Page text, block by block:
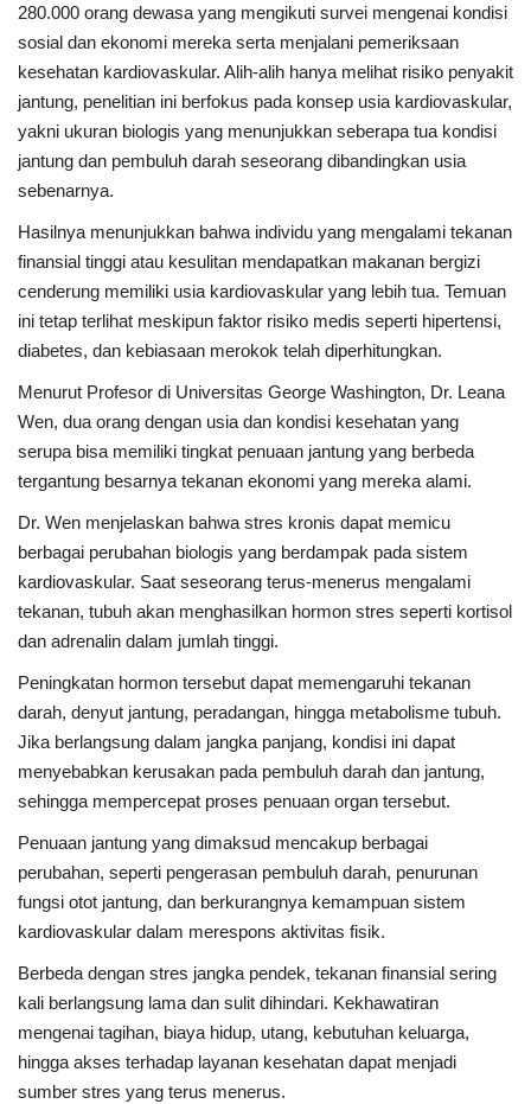
280.000 orang dewasa yang mengikuti survei mengenai kondisi
sosial dan ekonomi mereka serta menjalani pemeriksaan
kesehatan kardiovaskular. Alih-alih hanya melihat risiko penyakit
jantung, penelitian ini berfokus pada konsep usia kardiovaskular,
yakni ukuran biologis yang menunjukkan seberapa tua kondisi
jantung dan pembuluh darah seseorang dibandingkan usia
sebenarnya.
Hasilnya menunjukkan bahwa individu yang mengalami tekanan
finansial tinggi atau kesulitan mendapatkan makanan bergizi
cenderung memiliki usia kardiovaskular yang lebih tua. Temuan
ini tetap terlihat meskipun faktor risiko medis seperti hipertensi,
diabetes, dan kebiasaan merokok telah diperhitungkan.
Menurut Profesor di Universitas George Washington, Dr. Leana
Wen, dua orang dengan usia dan kondisi kesehatan yang
serupa bisa memiliki tingkat penuaan jantung yang berbeda
tergantung besarnya tekanan ekonomi yang mereka alami.
Dr. Wen menjelaskan bahwa stres kronis dapat memicu
berbagai perubahan biologis yang berdampak pada sistem
kardiovaskular. Saat seseorang terus-menerus mengalami
tekanan, tubuh akan menghasilkan hormon stres seperti kortisol
dan adrenalin dalam jumlah tinggi.
Peningkatan hormon tersebut dapat memengaruhi tekanan
darah, denyut jantung, peradangan, hingga metabolisme tubuh.
Jika berlangsung dalam jangka panjang, kondisi ini dapat
menyebabkan kerusakan pada pembuluh darah dan jantung,
sehingga mempercepat proses penuaan organ tersebut.
Penuaan jantung yang dimaksud mencakup berbagai
perubahan, seperti pengerasan pembuluh darah, penurunan
fungsi otot jantung, dan berkurangnya kemampuan sistem
kardiovaskular dalam merespons aktivitas fisik.
Berbeda dengan stres jangka pendek, tekanan finansial sering
kali berlangsung lama dan sulit dihindari. Kekhawatiran
mengenai tagihan, biaya hidup, utang, kebutuhan keluarga,
hingga akses terhadap layanan kesehatan dapat menjadi
sumber stres yang terus menerus.